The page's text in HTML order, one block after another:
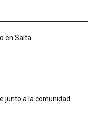
en Salta
junto a la comunidad